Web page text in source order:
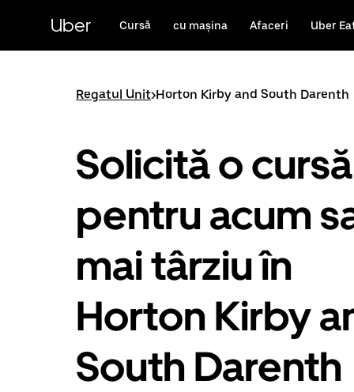
conținutul
principal
Uber Cursă cu mașina Afaceri Uber
Regatul Unit>Horton Kirby and South Darenth
Solicită o cursă
pentru acum
mai târziu în
Horton Kirby
South Darenth